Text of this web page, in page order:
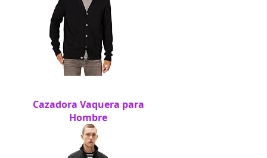
Cazadora Vaquera para
Hombre